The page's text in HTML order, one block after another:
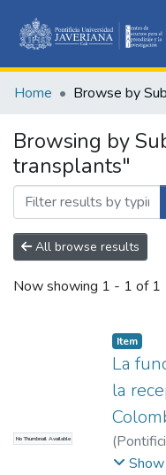
Home Browse by
Browsing by
transplants"
All browse results
Now showing 1 - 1 of 1
No Thumbnail Available
Item
La
la
(
Batista